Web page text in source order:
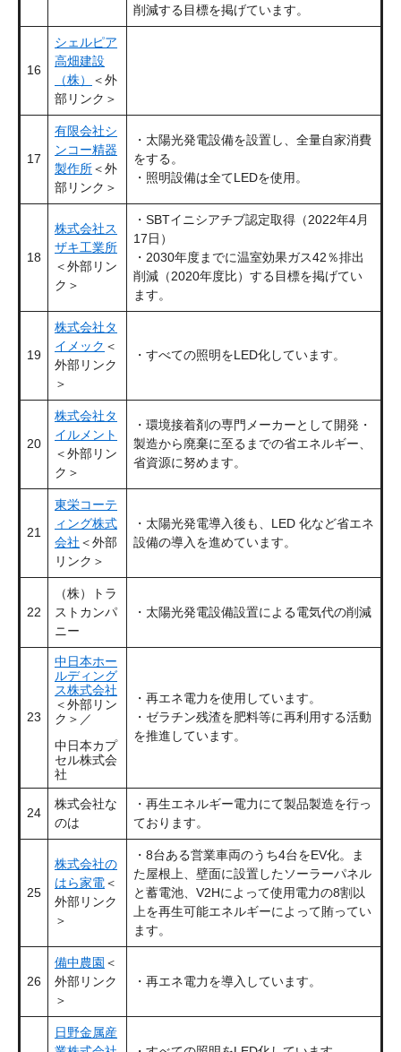
削減する目標を掲げています。
16
シェルピア
高畑建設
（株）
＜外
部リンク＞
17
有限会社シ
ンコー精器
製作所＜外
部リンク＞
・太陽光発電設備を設置し、全量自家消費
をする。
・照明設備は全てLEDを使用。
18
株式会社ス
ザキ工業所
＜外部リン
ク＞
・SBTイニシアチブ認定取得（2022年4月
17日）
・2030年度までに温室効果ガス42％排出
削減（2020年度比）する目標を掲げてい
ます。
19
株式会社タ
イメック ＜
外部リンク
＞
・すべての照明をLED化しています。
20
株式会社タ
イルメント
＜外部リン
ク＞
・環境接着剤の専門メーカーとして開発・
製造から廃棄に至るまでの省エネルギー、
省資源に努めます。
21
東栄コーテ
ィング株式
会社 ＜外部
リンク＞
・太陽光発電導入後も、LED 化など省エネ
設備の導入を進めています。
22
（株）トラ
ストカンパ
ニー
・太陽光発電設備設置による電気代の削減
23
中日本ホー
ルディング
ス株式会社
＜外部リン
ク＞ ／
中日本カプ
セル株式会
社
・再エネ電力を使用しています。
・ゼラチン残渣を肥料等に再利用する活動
を推進しています。
24
株式会社な
のは
・再生エネルギー電力にて製品製造を行っ
ております。
25
株式会社の
はら家電＜
外部リンク
＞
・8台ある営業車両のうち4台をEV化。ま
た屋根上、壁面に設置したソーラーパネル
と蓄電池、V2Hによって使用電力の8割以
上を再生可能エネルギーによって賄ってい
ます。
26
備中農園 ＜
外部リンク
＞
・再エネ電力を導入しています。
日野金属産